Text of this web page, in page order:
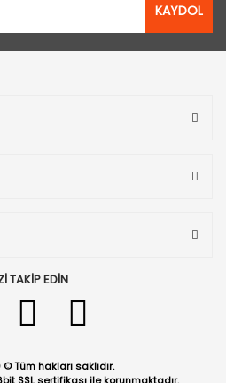
KAYDOL
TAKİP EDİN
© Tüm hakları saklıdır.